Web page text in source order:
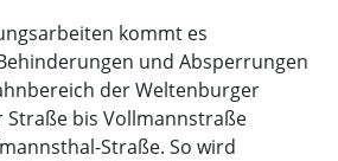
kommt es
und Absperrungen
der Weltenburger
Straße bis Vollmannstraße
Straße. So wird